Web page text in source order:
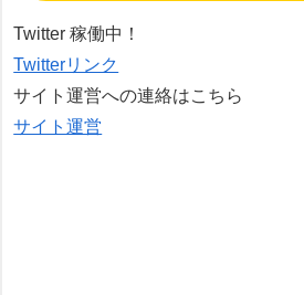
Twitter 稼働中！
Twitterリンク
サイト運営への連絡はこちら
サイト運営